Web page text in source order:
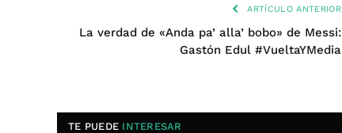
ARTÍCULO ANTERIOR
La verdad de «Anda pa’ alla’ bobo» de Messi:
Gastón Edul #VueltaYMedia
TE PUEDE INTERESAR